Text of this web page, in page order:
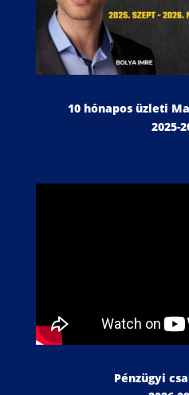
10 hónapos üzleti
2025-
Pénzügyi